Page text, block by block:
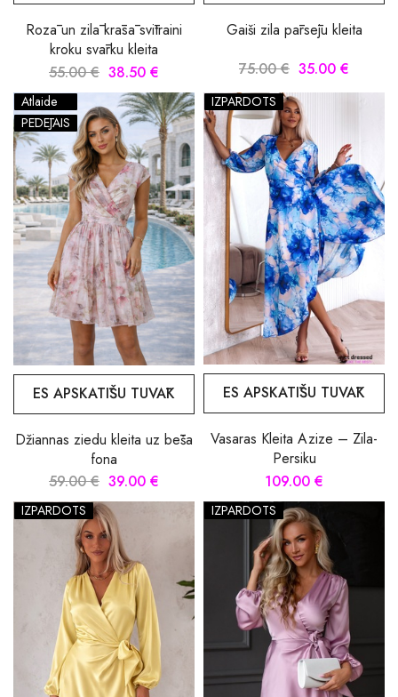
Rozā un zilā krāsā svītraini
kroku svārku kleita
55.00 € 38.50 €
Gaiši zila pārsēju kleita
75.00 € 35.00 €
Atlaide
PĒDĒJAIS
ES APSKATĪŠU TUVĀK
Džiannas ziedu kleita uz bēša
fona
59.00 € 39.00 €
IZPĀRDOTS
ES APSKATĪŠU TUVĀK
Vasaras Kleita Azize – Zila-
Persiku
109.00 €
IZPĀRDOTS IZPĀRDOTS